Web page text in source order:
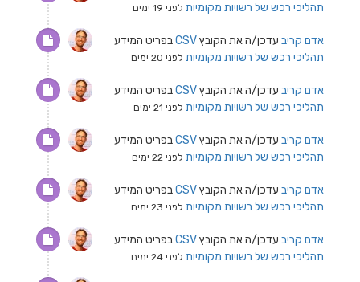
תהליכי רכש של רשויות מקומיות לפני 19 ימים
אדם קריב עדכן/ה את הקובץCSVבפריט המידע
תהליכי רכש של רשויות מקומיות לפני 20 ימים
אדם קריב עדכן/ה את הקובץCSVבפריט המידע
תהליכי רכש של רשויות מקומיות לפני 21 ימים
אדם קריב עדכן/ה את הקובץCSVבפריט המידע
תהליכי רכש של רשויות מקומיות לפני 22 ימים
אדם קריב עדכן/ה את הקובץCSVבפריט המידע
תהליכי רכש של רשויות מקומיות לפני 23 ימים
אדם קריב עדכן/ה את הקובץCSVבפריט המידע
תהליכי רכש של רשויות מקומיות לפני 24 ימים